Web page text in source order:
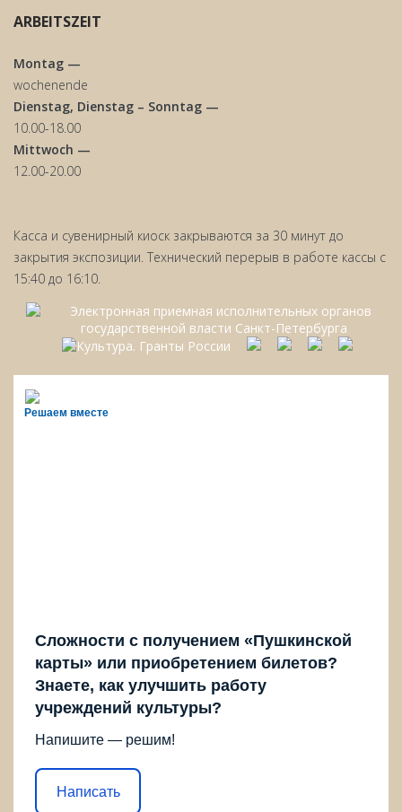
ARBEITSZEIT
Montag —
wochenende
Dienstag, Dienstag – Sonntag —
10.00-18.00
Mittwoch —
12.00-20.00
Касса и сувенирный киоск закрываются за 30 минут до
закрытия экспозиции. Технический перерыв в работе кассы с
15:40 до 16:10.
Решаем вместе
Сложности с получением «Пушкинской
карты» или приобретением билетов?
Знаете, как улучшить работу
учреждений культуры?
Напишите — решим!
Написать